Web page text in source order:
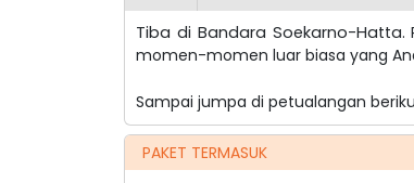
Tiba di Bandara Soekarno-Hatta.
momen-momen luar biasa yang
Sampai jumpa di petualangan
PAKET TERMASUK